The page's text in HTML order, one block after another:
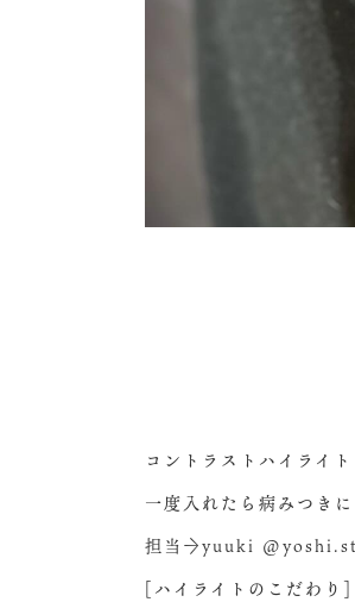
コントラストハイライト
一度入れたら病みつき
担当→yuuki
[ハイライトのこだわり]